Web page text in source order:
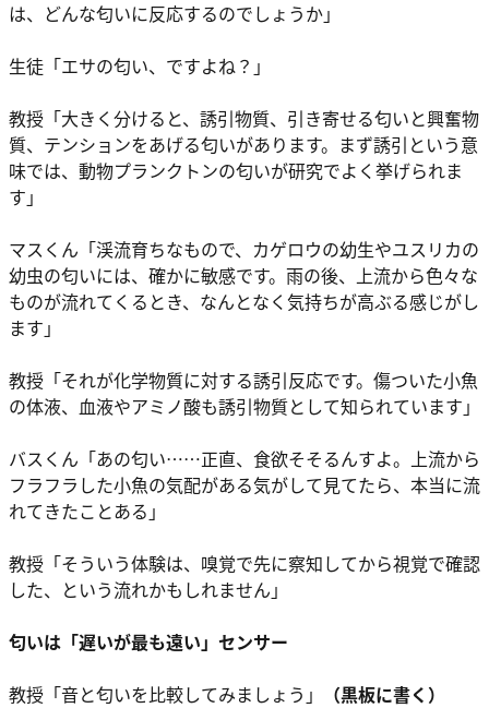
は、どんな匂いに反応するのでしょうか」
生徒「エサの匂い、ですよね？」
教授「大きく分けると、誘引物質、引き寄せる匂いと興奮物
質、テンションをあげる匂いがあります。まず誘引という意
味では、動物プランクトンの匂いが研究でよく挙げられま
す」
マスくん「渓流育ちなもので、カゲロウの幼生やユスリカの
幼虫の匂いには、確かに敏感です。雨の後、上流から色々な
ものが流れてくるとき、なんとなく気持ちが高ぶる感じがし
ます」
教授「それが化学物質に対する誘引反応です。傷ついた小魚
の体液、血液やアミノ酸も誘引物質として知られています」
バスくん「あの匂い……正直、食欲そそるんすよ。上流から
フラフラした小魚の気配がある気がして見てたら、本当に流
れてきたことある」
教授「そういう体験は、嗅覚で先に察知してから視覚で確認
した、という流れかもしれません」
匂いは「遅いが最も遠い」センサー
教授「音と匂いを比較してみましょう」
（黒板に書く）